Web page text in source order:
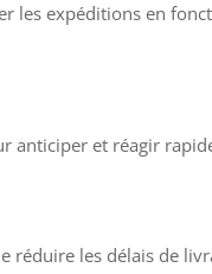
les expéditions en
anticiper et réagir
réduire les délais de